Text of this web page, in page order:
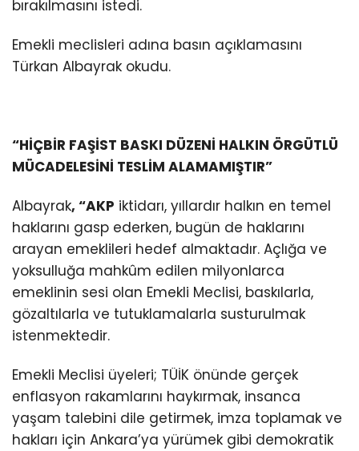
bırakılmasını istedi.
Emekli meclisleri adına basın açıklamasını
Türkan Albayrak okudu.
“HİÇBİR FAŞİST BASKI DÜZENİ HALKIN ÖRGÜTLÜ
MÜCADELESİNİ TESLİM ALAMAMIŞTIR”
Albayrak, “AKP iktidarı, yıllardır halkın en temel
haklarını gasp ederken, bugün de haklarını
arayan emeklileri hedef almaktadır. Açlığa ve
yoksulluğa mahkûm edilen milyonlarca
emeklinin sesi olan Emekli Meclisi, baskılarla,
gözaltılarla ve tutuklamalarla susturulmak
istenmektedir.
Emekli Meclisi üyeleri; TÜİK önünde gerçek
enflasyon rakamlarını haykırmak, insanca
yaşam talebini dile getirmek, imza toplamak ve
hakları için Ankara’ya yürümek gibi demokratik